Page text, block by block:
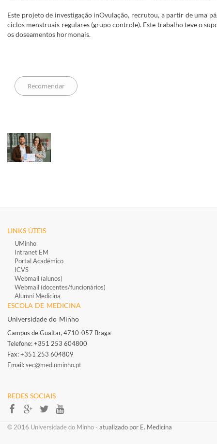
Este projeto de investigação inOvulação, recrutou, a partir de uma
ciclos menstruais regulares (grupo controle). Este trabalho teve o
os doseamentos hormonais.
LINKS ÚTEIS
UMinho
Intranet EM
Portal Académico
ICVS
Webmail (alunos)
Webmail (docentes/funcionários)
Alumni Medicina
ESCOLA DE MEDICINA
Universidade do Minho
Campus de Gualtar, 4710-057 Braga
Telefone: +351 253 604800​
Fax: +351 253 604809
Email:sec@med.uminho.pt
REDES SOCIAIS​​​​
​​© 2016 Universidade do Minho​ - atualizado por E. Medicina